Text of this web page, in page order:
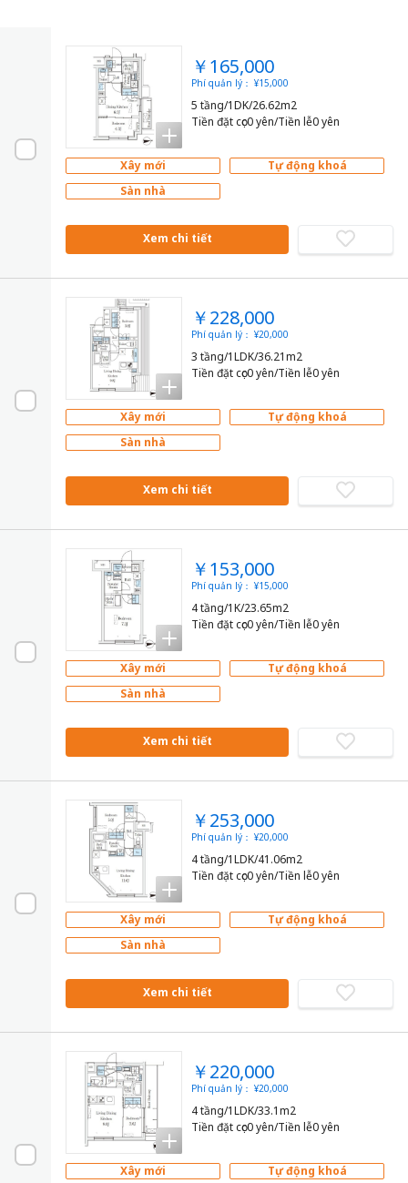
￥165,000
Phí quản lý： ¥15,000
5 tầng/1DK/26.62m2
Tiền đặt cọc0 yên/Tiền lễ0 yên
Xây mới
Tự động khoá
Sàn nhà
Xem chi tiết
￥228,000
Phí quản lý： ¥20,000
3 tầng/1LDK/36.21m2
Tiền đặt cọc0 yên/Tiền lễ0 yên
Xây mới
Tự động khoá
Sàn nhà
Xem chi tiết
￥153,000
Phí quản lý： ¥15,000
4 tầng/1K/23.65m2
Tiền đặt cọc0 yên/Tiền lễ0 yên
Xây mới
Tự động khoá
Sàn nhà
Xem chi tiết
￥253,000
Phí quản lý： ¥20,000
4 tầng/1LDK/41.06m2
Tiền đặt cọc0 yên/Tiền lễ0 yên
Xây mới
Tự động khoá
Sàn nhà
Xem chi tiết
￥220,000
Phí quản lý： ¥20,000
4 tầng/1LDK/33.1m2
Tiền đặt cọc0 yên/Tiền lễ0 yên
Xây mới Tự động khoá